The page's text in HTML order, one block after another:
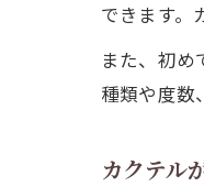
できます。
また、初
種類や度数
カクテル